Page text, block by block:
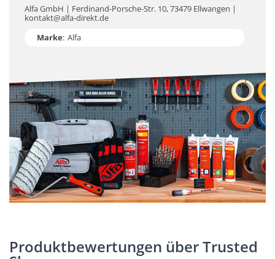
Alfa GmbH | Ferdinand-Porsche-Str. 10, 73479 Ellwangen |
kontakt@alfa-direkt.de
Marke: Alfa
Produktbewertungen über Trusted